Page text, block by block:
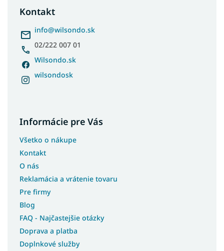
Kontakt
info@wilsondo.sk
02/222 007 01
Wilsondo.sk
wilsondosk
Informácie pre Vás
Všetko o nákupe
Kontakt
O nás
Reklamácia a vrátenie tovaru
Pre firmy
Blog
FAQ - Najčastejšie otázky
Doprava a platba
Doplnkové služby